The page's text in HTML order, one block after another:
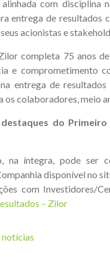
com disciplina
entrega de resultados
acionistas e
completa 75 anos
e comprometimento
entrega de
os colaboradores, meio
do
na íntegra, pode ser
disponível no
com Investidores/
– Zilor
notícias